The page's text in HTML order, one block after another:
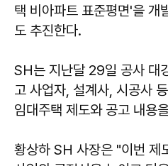
택 비아파트 표준평면'을 개
도 추진한다.
SH는 지난달 29일 공사 대
고 사업자, 설계사, 시공사
임대주택 제도와 공고 내용
황상하 SH 사장은 "이번 제